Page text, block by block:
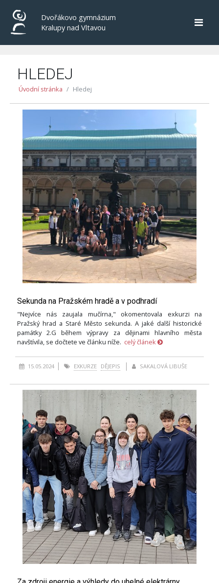
Dvořákovo gymnázium
Kralupy nad Vltavou
HLEDEJ
Úvodní stránka Hledej
Sekunda na Pražském hradě a v podhradí
"Nejvíce nás zaujala mučírna," okomentovala exkurzi na
Pražský hrad a Staré Město sekunda. A jaké další historické
památky 2.G během výpravy za dějinami hlavního města
navštívila, se dočtete ve článku níže. celý článek
15.05.2024 EXKURZE DĚJEPIS SAKALOVÁ LIBUŠE